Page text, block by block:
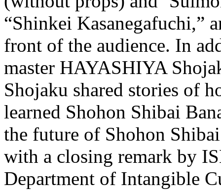
“Shinkei Kasanegafuchi,”
front of the audience. In
master HAYASHIYA
Shojaku shared stories of
learned Shohon Shibai
the future of Shohon
with a closing remark by
Department of Intangible